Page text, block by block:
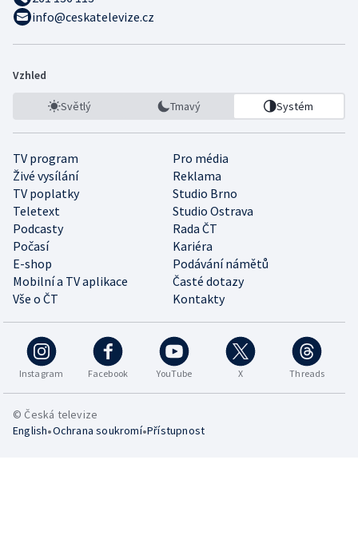
info@ceskatelevize.cz
Vzhled
Světlý Tmavý Systém
TV program
Pro média
Živé vysílání
Reklama
TV poplatky
Studio Brno
Teletext
Studio Ostrava
Podcasty
Rada ČT
Počasí
Kariéra
E-shop
Podávání námětů
Mobilní a TV aplikace
Časté dotazy
Vše o ČT
Kontakty
Instagram Facebook YouTube X Threads
© Česká televize
English•Ochrana soukromí•Přístupnost